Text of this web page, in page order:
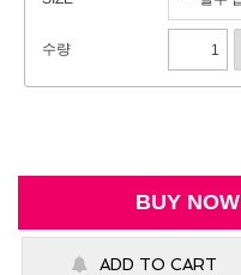
수량
BUY NOW
ADD TO CART